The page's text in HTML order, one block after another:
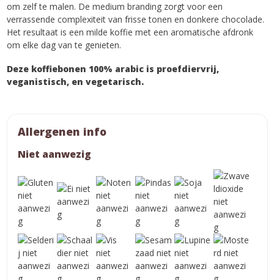
om zelf te malen. De medium branding zorgt voor een
verrassende complexiteit van frisse tonen en donkere chocolade.
Het resultaat is een milde koffie met een aromatische afdronk
om elke dag van te genieten.
Deze koffiebonen 100% arabic is proefdiervrij,
veganistisch, en vegetarisch.
Allergenen info
Niet aanwezig